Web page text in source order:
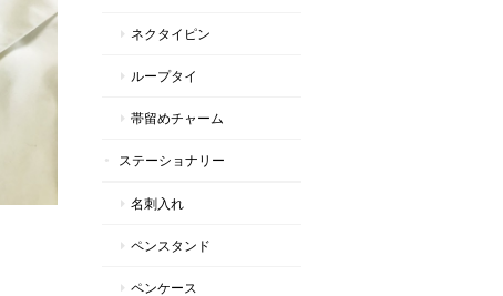
ネクタイピン
ループタイ
帯留めチャーム
ステーショナリー
名刺入れ
ペンスタンド
ペンケース